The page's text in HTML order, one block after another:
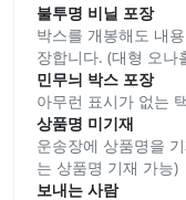
불투명 비닐 포장
박스를 개봉해도 내
장합니다. (대형 오나
민무늬 박스 포장
아무런 표시가 없는
상품명 미기재
운송장에 상품명을
는 상품명 기재 가능)
보내는 사람